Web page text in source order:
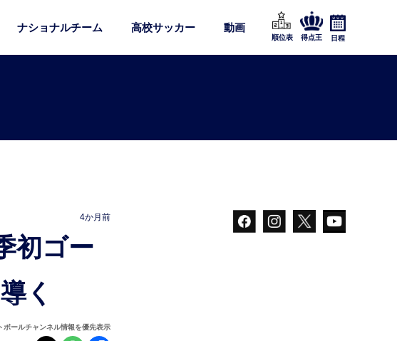
ナショナルチーム 高校サッカー 動画
順位表 得点王 日程
4か月前
く
ボールチャンネル情報を優先表示